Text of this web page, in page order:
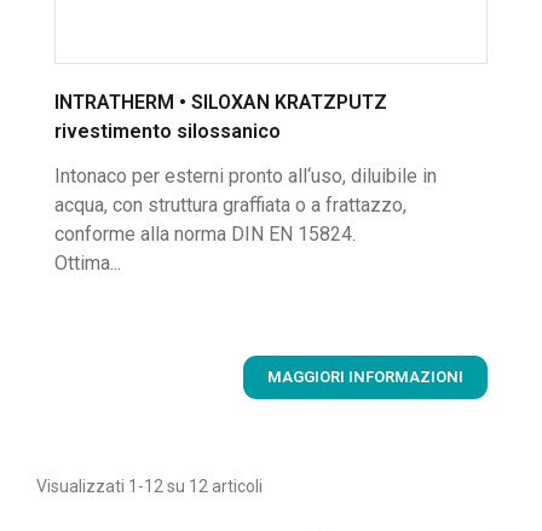
INTRATHERM • SILOXAN KRATZPUTZ
rivestimento silossanico
Intonaco per esterni pronto all‘uso, diluibile in
acqua, con struttura graffiata o a frattazzo,
conforme alla norma DIN EN 15824.
Ottima...
MAGGIORI INFORMAZIONI
Visualizzati 1-12 su 12 articoli